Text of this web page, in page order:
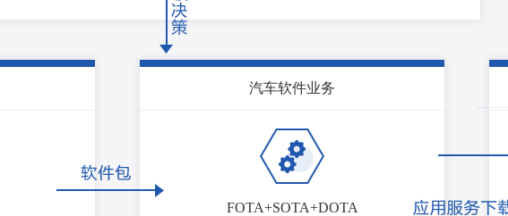
汽车软件业务
FOTA+SOTA+DOTA